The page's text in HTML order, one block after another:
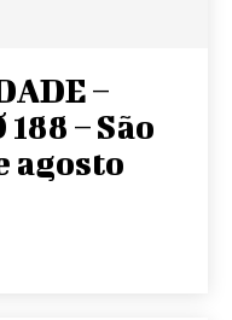
–
188 – São
agosto